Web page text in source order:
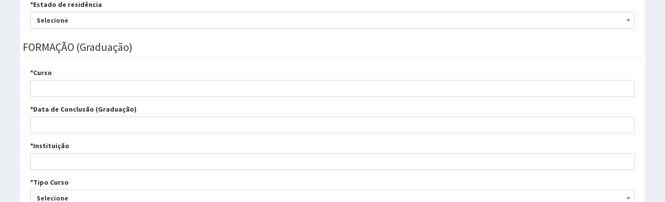
*Estado de residência
Selecione
FORMAÇÃO (Graduação)
*Curso
*Data de Conclusão (Graduação)
*Instituição
*Tipo Curso
Selecione